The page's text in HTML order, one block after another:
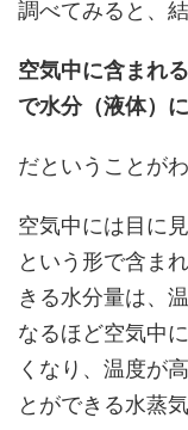
調べてみると、結
空気中に含まれ
で水分（液体）
だということが
空気中には目に
という形で含ま
きる水分量は、
なるほど空気中
くなり、温度が
とができる水蒸